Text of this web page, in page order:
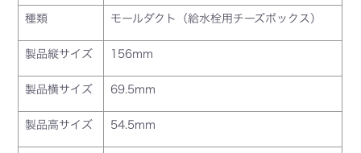
種類 モールダクト（給水栓用チーズボックス）
製品縦サイズ 156mm
製品横サイズ 69.5mm
製品高サイズ 54.5mm